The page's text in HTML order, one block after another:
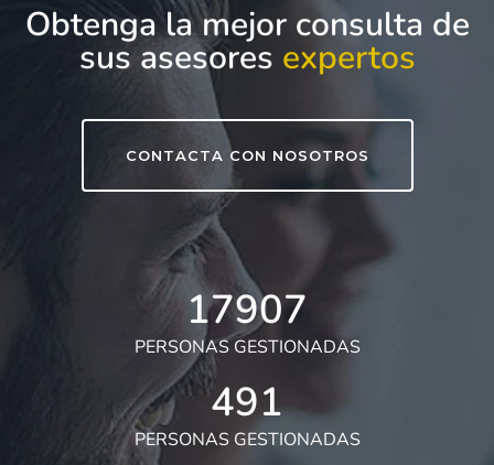
Obtenga la mejor consulta de
sus asesores expertos
CONTACTA CON NOSOTROS
17907
PERSONAS GESTIONADAS
491
PERSONAS GESTIONADAS